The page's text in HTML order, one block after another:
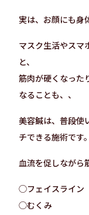
実は、お顔にも身
マスク生活やスマ
と、
筋肉が硬くなった
なることも、、
美容鍼は、普段使
チできる施術です。
血流を促しながら
◯フェイスライン
◯むくみ